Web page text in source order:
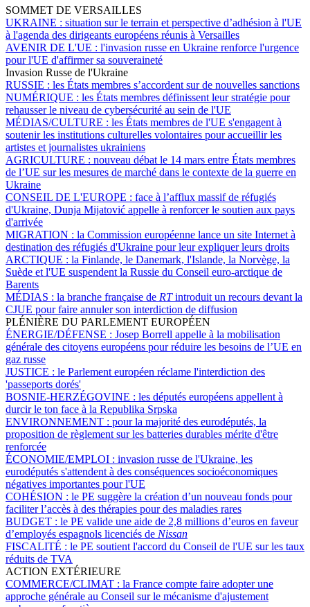
SOMMET DE VERSAILLES
UKRAINE : situation sur le terrain et perspective d’adhésion à l'UE
à l'agenda des dirigeants européens réunis à Versailles
AVENIR DE L'UE : l'invasion russe en Ukraine renforce l'urgence
pour l'UE d'affirmer sa souveraineté
Invasion Russe de l'Ukraine
RUSSIE : les États membres s’accordent sur de nouvelles sanctions
NUMÉRIQUE : les États membres définissent leur stratégie pour
rehausser le niveau de cybersécurité au sein de l'UE
MÉDIAS/CULTURE : les États membres de l'UE s'engagent à
soutenir les institutions culturelles volontaires pour accueillir les
artistes et journalistes ukrainiens
AGRICULTURE : nouveau débat le 14 mars entre États membres
de l’UE sur les mesures de marché dans le contexte de la guerre en
Ukraine
CONSEIL DE L'EUROPE : face à l’afflux massif de réfugiés
d'Ukraine, Dunja Mijatović appelle à renforcer le soutien aux pays
d'arrivée
MIGRATION : la Commission européenne lance un site Internet à
destination des réfugiés d'Ukraine pour leur expliquer leurs droits
ARCTIQUE : la Finlande, le Danemark, l'Islande, la Norvège, la
Suède et l'UE suspendent la Russie du Conseil euro-arctique de
Barents
MÉDIAS : la branche française de RTintroduit un recours devant la
CJUE pour faire annuler son interdiction de diffusion
PLÉNIÈRE DU PARLEMENT EUROPÉEN
ÉNERGIE/DÉFENSE : Josep Borrell appelle à la mobilisation
générale des citoyens européens pour réduire les besoins de l’UE en
gaz russe
JUSTICE : le Parlement européen réclame l'interdiction des
'passeports dorés'
BOSNIE-HERZÉGOVINE : les députés européens appellent à
durcir le ton face à la Republika Srpska
ENVIRONNEMENT : pour la majorité des eurodéputés, la
proposition de règlement sur les batteries durables mérite d'être
renforcée
ÉCONOMIE/EMPLOI : invasion russe de l'Ukraine, les
eurodéputés s'attendent à des conséquences socioéconomiques
négatives importantes pour l'UE
COHÉSION : le PE suggère la création d’un nouveau fonds pour
faciliter l’accès à des thérapies pour des maladies rares
BUDGET : le PE valide une aide de 2,8 millions d’euros en faveur
d’employés espagnols licenciés de Nissan
FISCALITÉ : le PE soutient l'accord du Conseil de l'UE sur les taux
réduits de TVA
ACTION EXTÉRIEURE
COMMERCE/CLIMAT : la France compte faire adopter une
approche générale au Conseil sur le mécanisme d'ajustement